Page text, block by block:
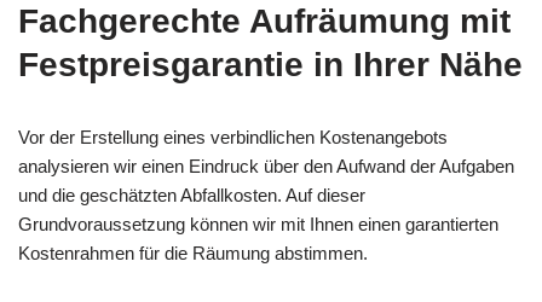
Fachgerechte Aufräumung mit
Festpreisgarantie in Ihrer Nähe
Vor der Erstellung eines verbindlichen Kostenangebots
analysieren wir einen Eindruck über den Aufwand der Aufgaben
und die geschätzten Abfallkosten. Auf dieser
Grundvoraussetzung können wir mit Ihnen einen garantierten
Kostenrahmen für die Räumung abstimmen.